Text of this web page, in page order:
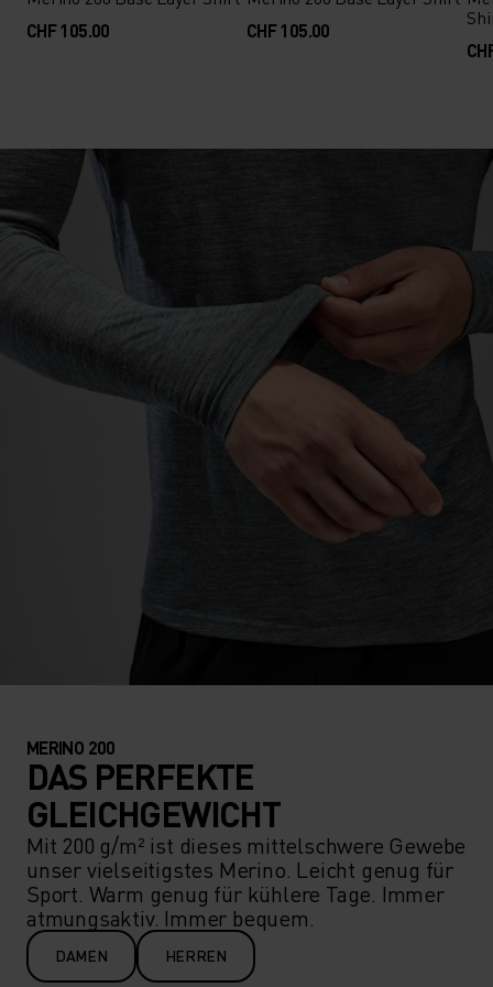
CHF 105.00
CHF 105.00
MERINO 200
DAS PERFEKTE
GLEICHGEWICHT
Mit 200 g/m² ist dieses mittelschwere Gewebe
unser vielseitigstes Merino. Leicht genug für
Sport. Warm genug für kühlere Tage. Immer
atmungsaktiv. Immer bequem.
DAMEN HERREN